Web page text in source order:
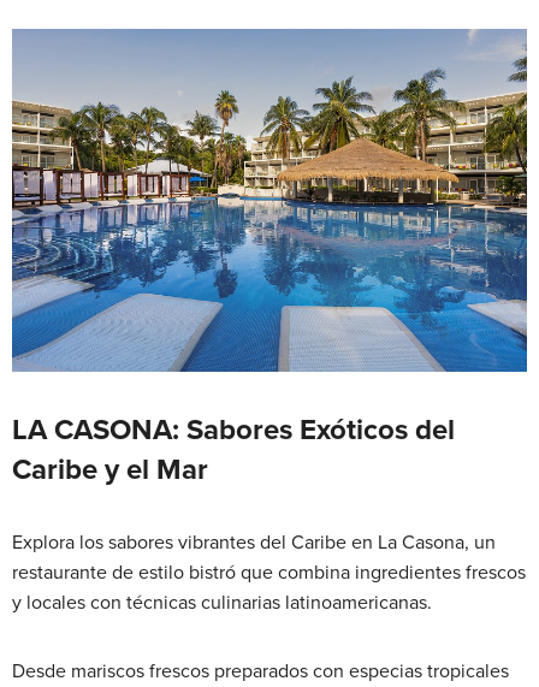
LA CASONA: Sabores Exóticos del
Caribe y el Mar
Explora los sabores vibrantes del Caribe en La Casona, un
restaurante de estilo bistró que combina ingredientes frescos
y locales con técnicas culinarias latinoamericanas.
Desde mariscos frescos preparados con especias tropicales